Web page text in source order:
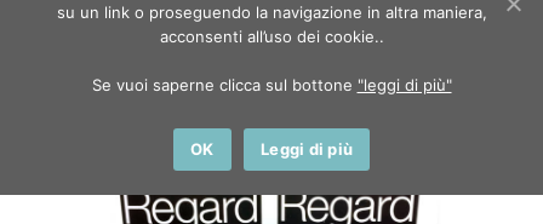
Liquidi lenti a contatto
Vita Research Regard bi-pack 2x355ml (2pz) + 2...
IN OFFERTA!
su un link o proseguendo la navigazione in altra maniera,
acconsenti all’uso dei cookie..
Se vuoi saperne clicca sul bottone "leggi di più"
OK Leggi di più